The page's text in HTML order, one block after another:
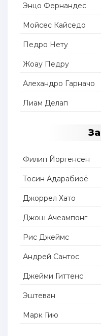
Энцо Фернандес
Мойсес Кайседо
Педро Нету
Жоау Педру
Алехандро Гарначо
Лиам Делап
Филип Йоргенсен
Тосин Адарабиоё
Джоррел Хато
Джош Ачеампонг
Рис Джеймс
Андрей Сантос
Джейми Гиттенс
Эштеван
Марк Гию